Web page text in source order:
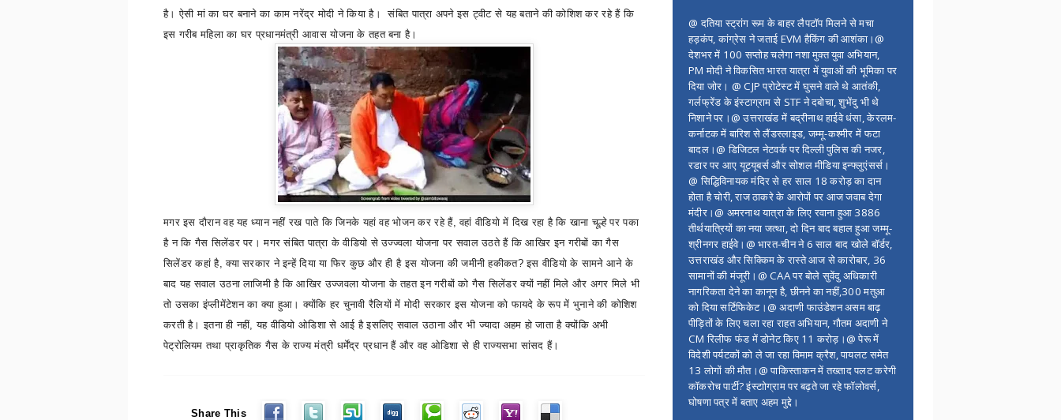
है। ऐसी मां का घर बनाने का काम नरेंद्र मोदी ने किया है।
संबित पात्रा अपने इस ट्वीट से यह बताने की कोशिश कर रहे हैं कि
इस गरीब महिला का घर प्रधानमंत्री आवास योजना के तहत बना है।
मगर इस दौरान वह यह ध्यान नहीं रख पाते कि जिनके यहां वह भोजन कर रहे हैं,वहां वीडियो में दिख रहा है कि खाना चूल्हे पर पका
है न कि गैस सिलेंडर पर। मगर संबित पात्रा के वीडियो से उज्ज्वला योजना पर सवाल उठते हैं कि आखिर इन गरीबों का गैस
सिलेंडर कहां है,क्या सरकार ने इन्हें दिया या फिर कुछ और ही है इस योजना की जमीनी हकीकत?इस वीडियो के सामने आने के
बाद यह सवाल उठना लाजिमी है कि आखिर उज्जवला योजना के तहत इन गरीबों को गैस सिलेंडर क्यों नहीं मिले और अगर मिले भी
तो उसका इंप्लीमेंटेशन का क्या हुआ। क्योंकि हर चुनावी रैलियों में मोदी सरकार इस योजना को फायदे के रूप में भुनाने की कोशिश
करती है। इतना ही नहीं,यह वीडियो ओडिशा से आई है इसलिए सवाल उठाना और भी ज्यादा अहम हो जाता है क्योंकि अभी
पेट्रोलियम तथा प्राकृतिक गैस के राज्य मंत्री धर्मेंद्र प्रधान हैं और वह ओडिशा से ही राज्यसभा सांसद हैं।
Share This
@ दतिया स्ट्रांग रूम के बाहर लैपटॉप मिलने से मचा
हड़कंप, कांग्रेस ने जताई EVM हैकिंग की आशंका।@
देशभर में 100 सप्ताेह चलेगा नशा मुक्त युवा अभियान,
PM मोदी ने विकसित भारत यात्रा में युवाओं की भूमिका पर
दिया जोर। @ CJP प्रोटेस्ट में घुसने वाले थे आतंकी,
गर्लफ्रेंड के इंस्टाग्राम से STF ने दबोचा, शुभेंदु भी थे
निशाने पर।@ उत्तराखंड में बद्रीनाथ हाईवे धंसा, केरलम-
कर्नाटक में बारिश से लैंडस्लाइड, जम्मू-कश्मीर में फटा
बादल।@ डिजिटल नेटवर्क पर दिल्ली पुलिस की नजर,
रडार पर आए यूट्यूबर्स और सोशल मीडिया इन्फ्लुएंसर्स।
@ सिद्धिविनायक मंदिर से हर साल 18 करोड़ का दान
होता है चोरी, राज ठाकरे के आरोपों पर आज जवाब देगा
मंदीर।@ अमरनाथ यात्रा के लिए रवाना हुआ 3886
तीर्थयात्रियों का नया जत्था, दो दिन बाद बहाल हुआ जम्मू-
श्रीनगर हाईवे।@ भारत-चीन ने 6 साल बाद खोले बॉर्डर,
उत्तराखंड और सिक्किम के रास्ते आज से कारोबार, 36
सामानों की मंजूरी।@ CAA पर बोले सुवेंदु अधिकारी
नागरिकता देने का कानून है, छीनने का नहीं,300 मतुआ
को दिया सर्टिफिकेट।@ अदाणी फाउंडेशन असम बाढ़
पीड़ितों के लिए चला रहा राहत अभियान, गौतम अदाणी ने
CM रिलीफ फंड में डोनेट किए 11 करोड़।@ पेरू में
विदेशी पर्यटकों को ले जा रहा विमाम क्रैश, पायलट समेत
13 लोगों की मौत।@ पाकिस्ताकन में तख्ताद पलट करेगी
कॉकरोच पार्टी? इंस्टाोग्राम पर बढ़ते जा रहे फॉलोवर्स,
घोषणा पत्र में बताए अहम मुद्दे।